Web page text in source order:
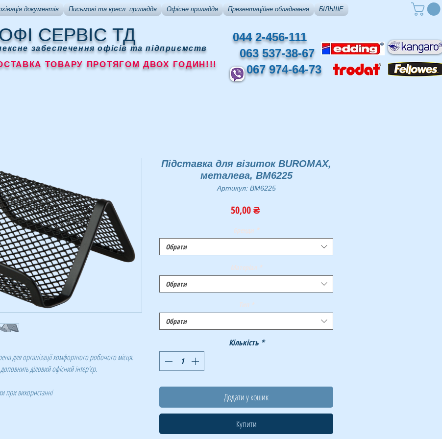
документів Письмові та кресл. приладдя Офісне приладдя Презентаційне обладнання БІЛЬШЕ
СЕРВІС ТД
забеспечення офісів та підприємств
ТОВАРУ ПРОТЯГОМ ДВОХ ГОДИН!!!
044 2-456-111
063 537-38-67
067 974-64-73
для організації комфортного робочого місця.
діловий офісний інтер'єр.
при використанні
Підставка для візиток BUROMAX,
металева, BM6225
Артикул: BM6225
50,00 ₴Ціна
Бренди *
Обрати
Матеріал *
Обрати
Тип *
Обрати
Кількість *
Додати у кошик
Купити